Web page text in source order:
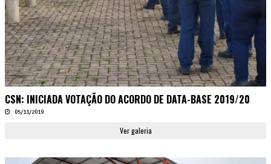
CSN: INICIADA VOTAÇÃO DO ACORDO DE DATA-BASE 2019/20
05/11/2019
Ver galeria